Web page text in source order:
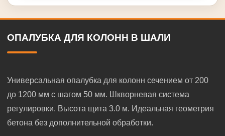
ОПАЛУБКА ДЛЯ КОЛОНН В ШАЛИ
Универсальная опалубка для колонн сечением от 200
до 1200 мм с шагом 50 мм. Шкворневая система
регулировки. Высота щита 3.0 м. Идеальная геометрия
бетона без дополнительной обработки.